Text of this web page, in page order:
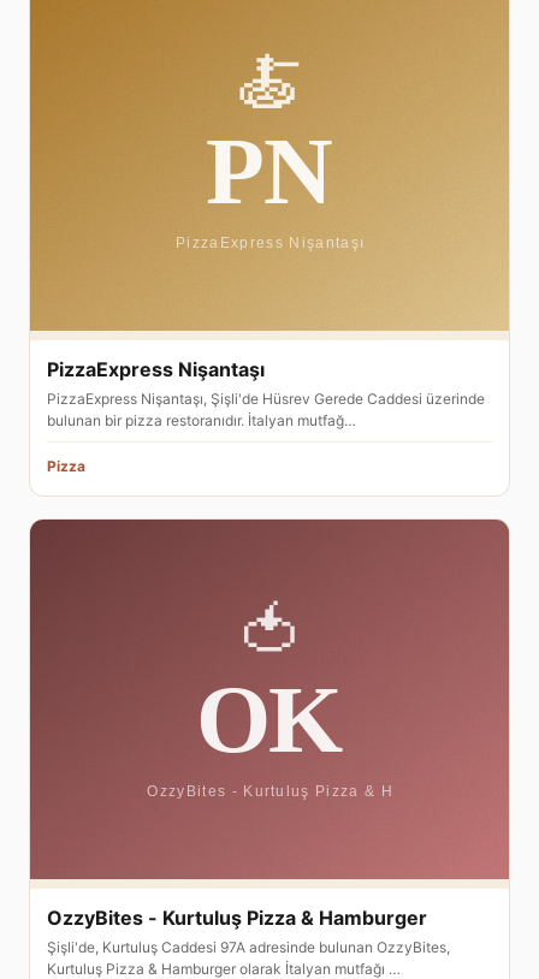
PizzaExpress Nişantaşı
PizzaExpress Nişantaşı, Şişli'de Hüsrev Gerede Caddesi üzerinde
bulunan bir pizza restoranıdır. İtalyan mutfağ…
Pizza
OzzyBites - Kurtuluş Pizza & Hamburger
Şişli'de, Kurtuluş Caddesi 97A adresinde bulunan OzzyBites,
Kurtuluş Pizza & Hamburger olarak İtalyan mutfağı …